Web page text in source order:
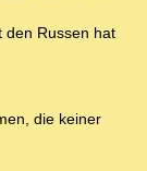
den Russen hat
die keiner